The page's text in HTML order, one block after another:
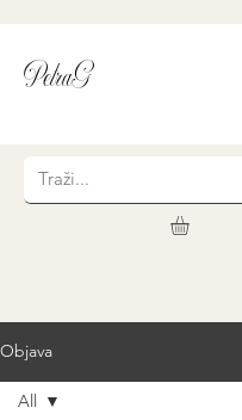
PetraG
Objava
All